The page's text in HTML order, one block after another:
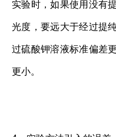
实验时，如果使用没有
光度，要远大于经过提
过硫酸钾溶液标准偏差
更小。